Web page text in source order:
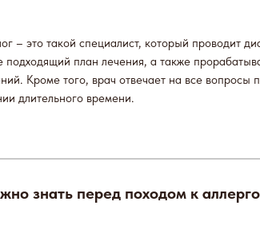
– это такой специалист, который проводит
подходящий план лечения, а также
Кроме того, врач отвечает на все вопросы
длительного времени.
знать перед походом к